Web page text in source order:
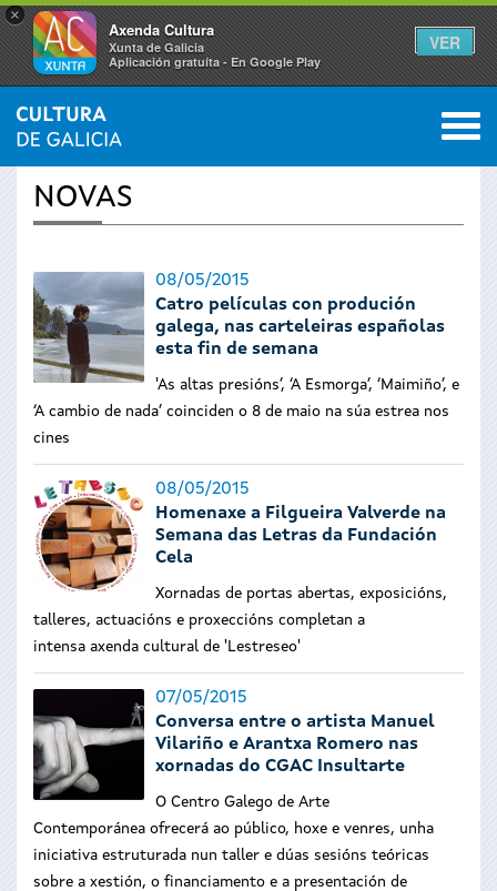
×
Axenda Cultura
Xunta de Galicia
Aplicación gratuíta - En Google Play
VER
Vostede
está
aquí
INICIO › ACTUALIDADE 0
NOVAS
08/05/2015
Catro películas con produción
galega, nas carteleiras españolas
esta fin de semana
'As altas presións’, ‘A Esmorga’, ‘Maimiño’, e
‘A cambio de nada’ coinciden o 8 de maio na súa estrea nos
cines
08/05/2015
Homenaxe a Filgueira Valverde na
Semana das Letras da Fundación
Cela
Xornadas de portas abertas, exposicións,
talleres, actuacións e proxeccións completan a
intensa axenda cultural de 'Lestreseo'
07/05/2015
Conversa entre o artista Manuel
Vilariño e Arantxa Romero nas
xornadas do CGAC Insultarte
O Centro Galego de Arte
Contemporánea ofrecerá ao público, hoxe e venres, unha
iniciativa estruturada nun taller e dúas sesións teóricas
sobre a xestión, o financiamento e a presentación de